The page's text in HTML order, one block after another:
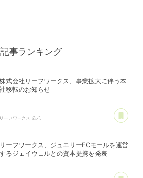
記事ランキング
株式会社リーフワークス、事業拡大に伴う本
社移転のお知らせ
リーフワークス 公式
リーフワークス、ジュエリーECモールを運営
するジェイウェルとの資本提携を発表